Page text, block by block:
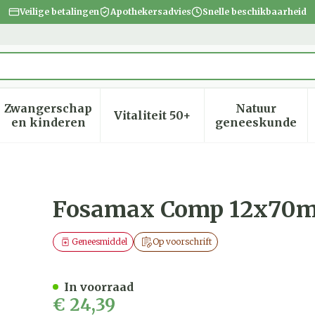
Veilige betalingen Apothekersadvies Snelle beschikbaarheid
verzorging en hygiëne categorie
voor Dieet, voeding en vitamines categorie
Zwangerschap
en kinderenToon submenu voor Zwangerschap en
Vitaliteit 50+Toon submenu voor
Natuur
geneeskunde
Toon
Fosamax Comp
Op voorschrift
Geneesmiddel
€ 24,39
In voorraad